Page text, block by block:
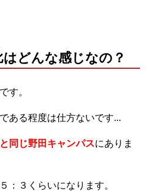
どんな感じなの？
す。
ある程度は仕方ないです...
同じ野田キャンパスにありま
：３くらいになります。